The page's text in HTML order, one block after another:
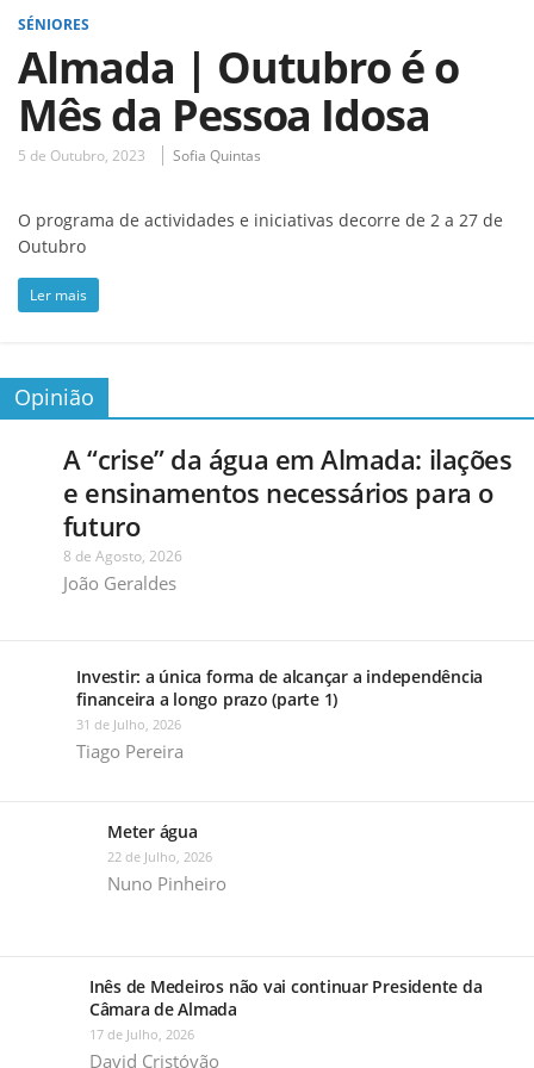
SÉNIORES
Almada | Outubro é o
Mês da Pessoa Idosa
5 de Outubro, 2023 Sofia Quintas
O programa de actividades e iniciativas decorre de 2 a 27 de
Outubro
Ler mais
Opinião
A “crise” da água em Almada: ilações
e ensinamentos necessários para o
futuro
8 de Agosto, 2026
João Geraldes
Investir: a única forma de alcançar a independência
financeira a longo prazo (parte 1)
31 de Julho, 2026
Tiago Pereira
Meter água
22 de Julho, 2026
Nuno Pinheiro
Inês de Medeiros não vai continuar Presidente da
Câmara de Almada
17 de Julho, 2026
David Cristóvão